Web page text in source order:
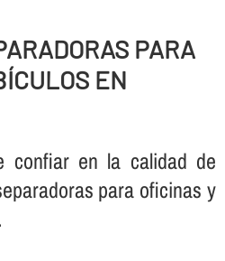
PARA
EN
confiar en la calidad de
para oficinas y